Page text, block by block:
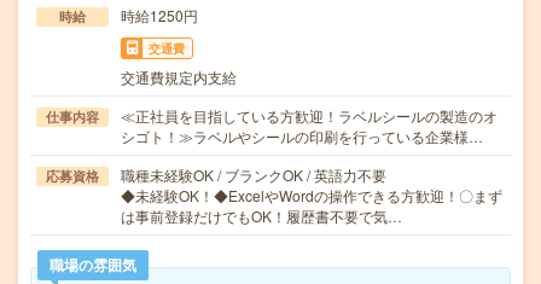
時給 時給1250円
交通費
交通費規定内支給
仕事内容
≪正社員を目指している方歓迎！ラベルシールの製造のオ
シゴト！≫ラベルやシールの印刷を行っている企業様…
応募資格
職種未経験OK / ブランクOK / 英語力不要
◆未経験OK！◆ExcelやWordの操作できる方歓迎！〇まず
は事前登録だけでもOK！履歴書不要で気…
職場の雰囲気